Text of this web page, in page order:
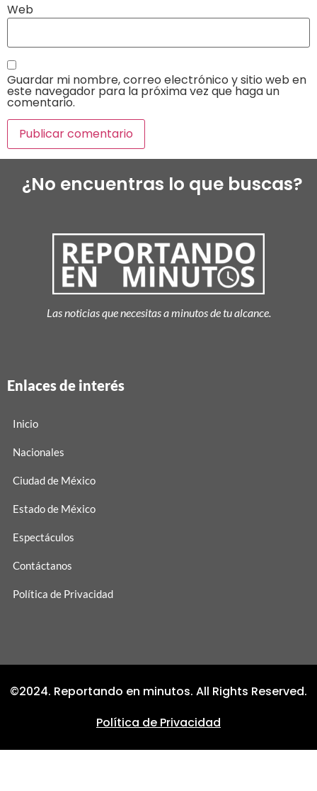
Web
Guardar mi nombre, correo electrónico y sitio web en
este navegador para la próxima vez que haga un
comentario.
¿No encuentras lo que buscas?
Las noticias que necesitas a minutos de tu alcance.
Enlaces de interés
Inicio
Nacionales
Ciudad de México
Estado de México
Espectáculos
Contáctanos
Política de Privacidad
©2024. Reportando en minutos. All Rights Reserved.
Política de Privacidad